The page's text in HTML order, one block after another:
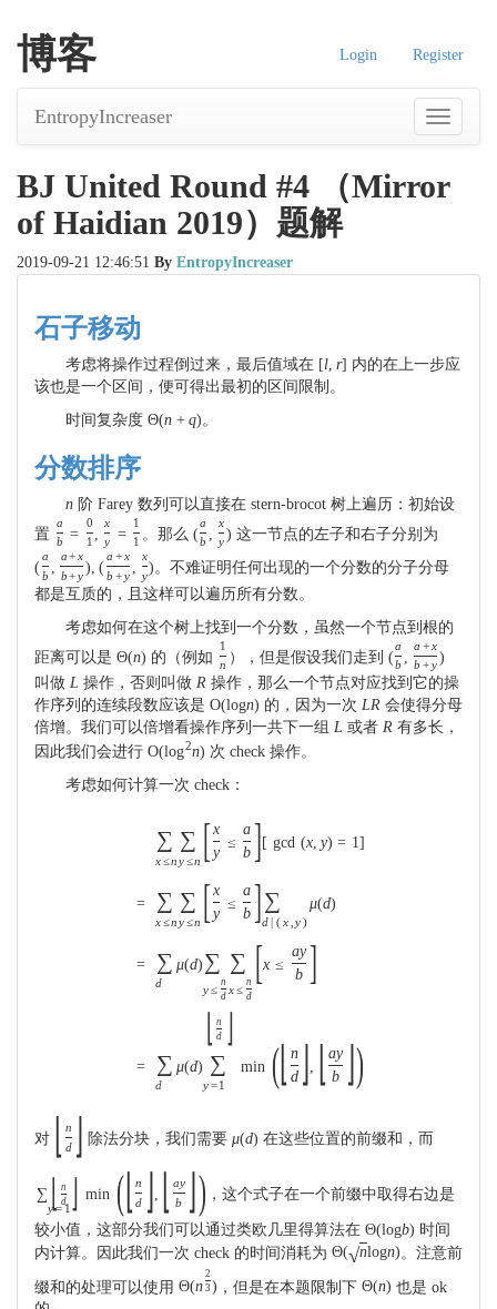
Login Register
博客
导
航
EntropyIncreaser
BJ United Round #4 （Mirror
of Haidian 2019）题解
2019-09-21 12:46:51 By EntropyIncreaser
石子移动
考虑将操作过程倒过来，最后值域在 [l, r] 内的在上一步应
该也是一个区间，便可得出最初的区间限制。
时间复杂度 Θ(n + q)。
分数排序
n 阶 Farey 数列可以直接在 stern-brocot 树上遍历：初始设
置
a
b =
0
1
x
y =
1
1 。那么 (
a
b
x
y) 这一节点的左子和右子分别为
(
a
b ,
a+x
b+y), (
a +x
b+y ,
x
y)。不难证明任何出现的一个分数的分子分母
都是互质的，且这样可以遍历所有分数。
考虑如何在这个树上找到一个分数，虽然一个节点到根的
距离可以是 Θ(n) 的（例如
1
n ），但是假设我们走到 (
a
b
a +x
b+y )
叫做 L 操作，否则叫做 R 操作，那么一个节点对应找到它的操
作序列的连续段数应该是 O(logn) 的，因为一次 LR 会使得分母
倍增。我们可以倍增看操作序列一共下一组 L 或者 R 有多长，
因此我们会进行 O(log2n) 次 check 操作。
考虑如何计算一次 check：
∑
x≤n
∑
y≤n [x
y
≤
a
b ] [ gcd (x, y) = 1]
= ∑
x≤n
∑
y≤n [x
y
≤
a
b ]∑
d| (x y)
μ(d)
= ∑
d
μ(d) ∑
y≤
n
d
∑
x≤
n
d
[x ≤
ay
b ]
= ∑
d
μ(d)
n
d
∑
y= 1
min (
n
d
⌋ ay
b
)
对
n
d
除法分块，我们需要μ(d) 在这些位置的前缀和，而
∑
n
d
y=1
min (
n
d
ay
b
) ，这个式子在一个前缀中取得右边是
较小值，这部分我们可以通过类欧几里得算法在 Θ(logb) 时间
内计算。因此我们一次 check 的时间消耗为 Θ(√nlogn) 。注意前
缀和的处理可以使用 Θ(n
2
3 ) ，但是在本题限制下Θ(n) 也是 ok